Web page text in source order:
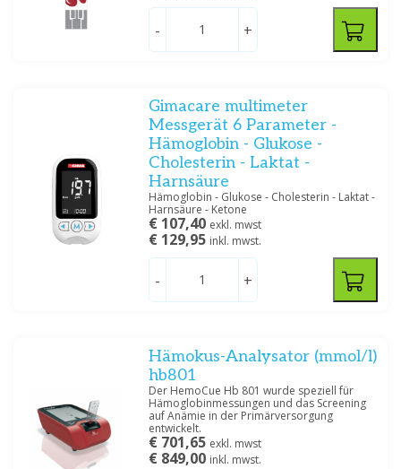
- +
Gimacare multimeter
Messgerät 6 Parameter -
Hämoglobin - Glukose -
Cholesterin - Laktat -
Harnsäure
Hämoglobin - Glukose - Cholesterin - Laktat -
Harnsäure - Ketone
€ 107,40 exkl. mwst
€ 129,95 inkl. mwst.
- +
Hämokus-Analysator (mmol/l)
hb801
Der HemoCue Hb 801 wurde speziell für
Hämoglobinmessungen und das Screening
auf Anämie in der Primärversorgung
entwickelt.
€ 701,65 exkl. mwst
€ 849,00 inkl. mwst.